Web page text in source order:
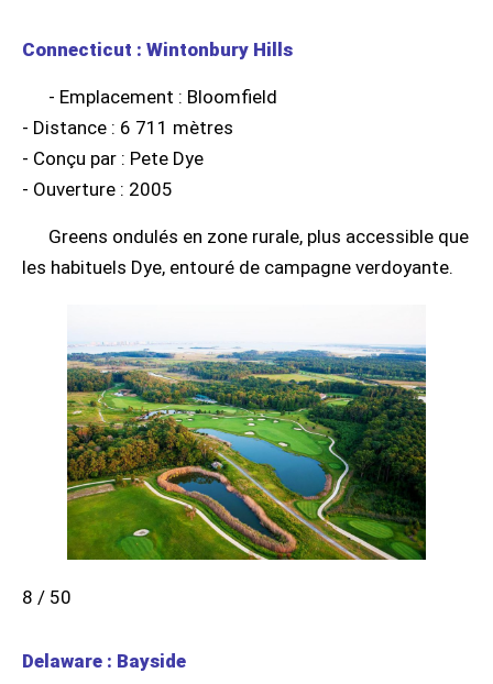
Connecticut : Wintonbury Hills
- Emplacement : Bloomfield
- Distance : 6 711 mètres
- Conçu par : Pete Dye
- Ouverture : 2005
Greens ondulés en zone rurale, plus accessible que
les habituels Dye, entouré de campagne verdoyante.
8 / 50
Delaware : Bayside